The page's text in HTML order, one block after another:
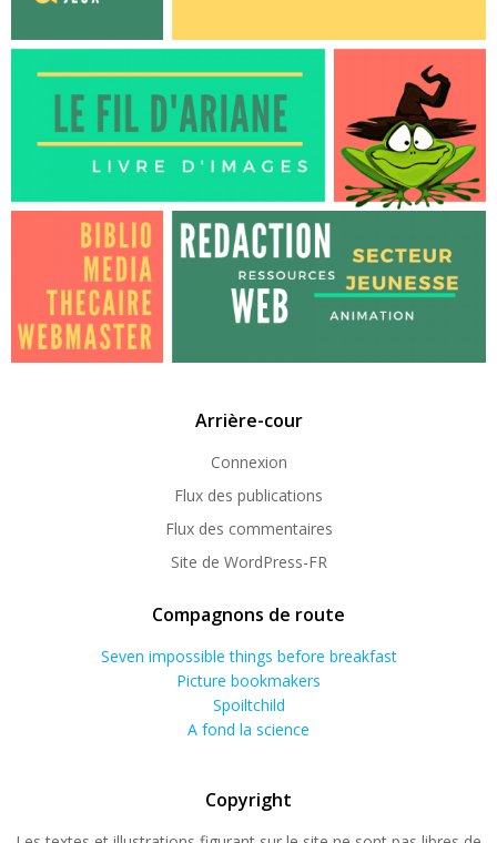
Arrière-cour
Connexion
Flux des publications
Flux des commentaires
Site de WordPress-FR
Compagnons de route
Seven impossible things before breakfast
Picture bookmakers
Spoiltchild
A fond la science
Copyright